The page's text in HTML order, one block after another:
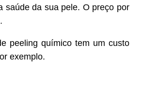
saúde da sua pele. O preço por
peeling químico tem um custo
exemplo.